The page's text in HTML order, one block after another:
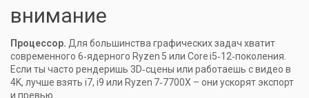
внимание
Процессор. Для большинства графических задач хватит
современного 6‑ядерного Ryzen 5 или Core i5‑12‑поколения.
Если ты часто рендеришь 3D‑сцены или работаешь с видео в
4K, лучше взять i7, i9 или Ryzen 7‑7700X – они ускорят экспорт
и превью.